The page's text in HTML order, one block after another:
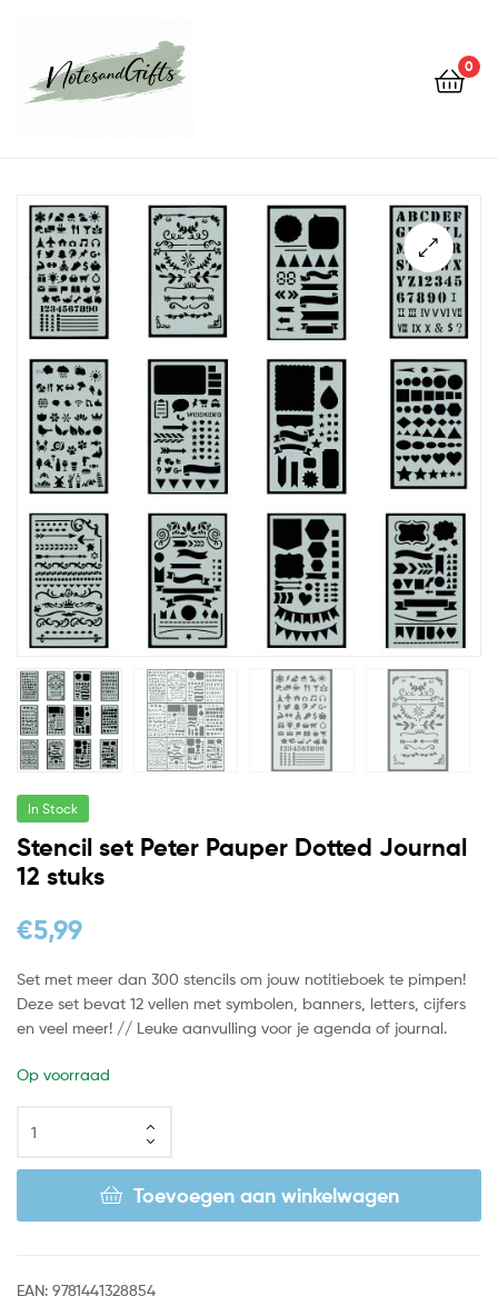
0
In Stock
Stencil set Peter Pauper Dotted Journal
12 stuks
€5,99
Set met meer dan 300 stencils om jouw notitieboek te pimpen!
Deze set bevat 12 vellen met symbolen, banners, letters, cijfers
en veel meer! // Leuke aanvulling voor je agenda of journal.
Op voorraad
Toevoegen aan winkelwagen
EAN: 9781441328854